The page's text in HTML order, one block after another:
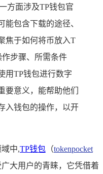
方面涉及TP钱包官
能包含下载的途径、
焦于如何将币放入T
步骤、所需条件
用TP钱包进行数字
要意义，能帮助他们
入钱包的操作，以开
中,TP钱包 （tokenpocket
大用户的青睐，它凭借着